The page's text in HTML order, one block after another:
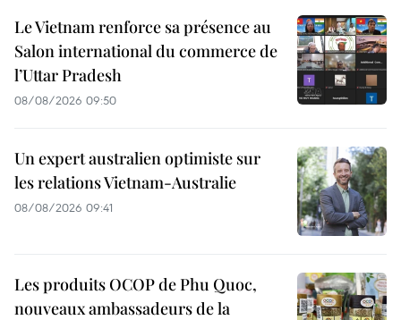
Le Vietnam renforce sa présence au
Salon international du commerce de
l’Uttar Pradesh
08/08/2026 09:50
Un expert australien optimiste sur
les relations Vietnam-Australie
08/08/2026 09:41
Les produits OCOP de Phu Quoc,
nouveaux ambassadeurs de la